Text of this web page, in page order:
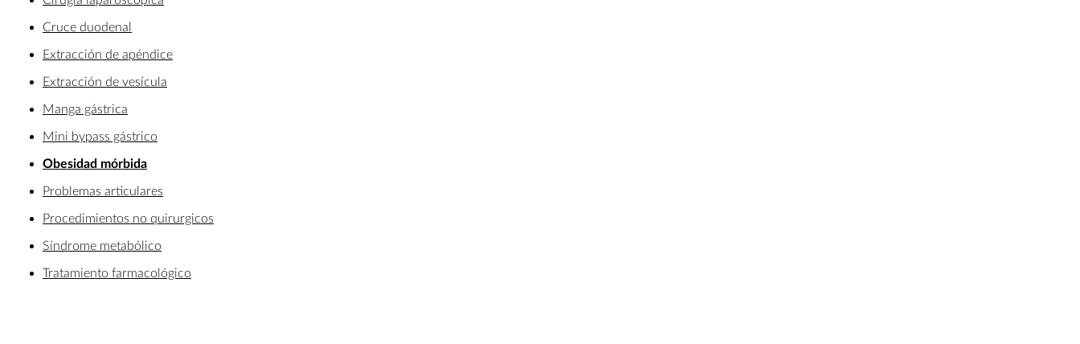
Cruce duodenal
Extracción de apéndice
Extracción de vesícula
Manga gástrica
Mini bypass gástrico
Obesidad mórbida
Problemas articulares
Procedimientos no quirurgicos
Síndrome metabólico
Tratamiento farmacológico